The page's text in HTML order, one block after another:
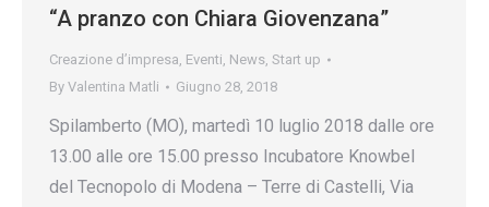
“A pranzo con Chiara Giovenzana”
Creazione d’impresa, Eventi, News, Start up
By Valentina Matli Giugno 28, 2018
Spilamberto (MO), martedì 10 luglio 2018 dalle ore
13.00 alle ore 15.00 presso Incubatore Knowbel
del Tecnopolo di Modena – Terre di Castelli, Via